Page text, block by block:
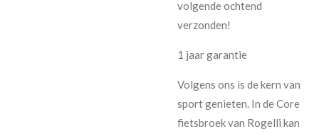
volgende ochtend
verzonden!
1 jaar garantie
Volgens ons is de kern van
sport genieten. In de Core
fietsbroek van Rogelli kan